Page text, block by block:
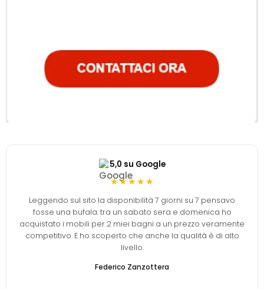
5,0 su Google
★★★★★
Leggendo sul sito la disponibilità 7 giorni su 7 pensavo
fosse una bufala: tra un sabato sera e domenica ho
acquistato i mobili per 2 miei bagni a un prezzo veramente
competitivo. E ho scoperto che anche la qualità è di alto
livello.
Federico Zanzottera